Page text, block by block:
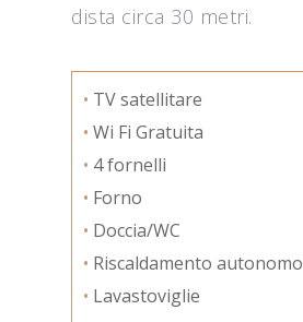
dista circa 30 metri.
• TV satellitare
• Wi Fi Gratuita
• 4 fornelli
• Forno
• Doccia/WC
• Riscaldamento autonomo
• Lavastoviglie